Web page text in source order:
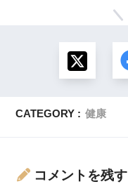
CATEGORY : 健康
コメントを残す